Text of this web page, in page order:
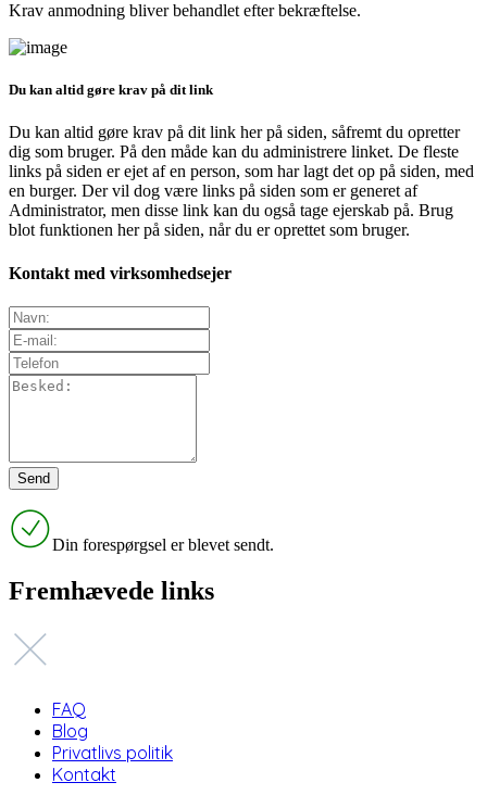
Krav anmodning bliver behandlet efter bekræftelse.
Du kan altid gøre krav på dit link
Du kan altid gøre krav på dit link her på siden, såfremt du opretter
dig som bruger. På den måde kan du administrere linket. De fleste
links på siden er ejet af en person, som har lagt det op på siden, med
en burger. Der vil dog være links på siden som er generet af
Administrator, men disse link kan du også tage ejerskab på. Brug
blot funktionen her på siden, når du er oprettet som bruger.
Kontakt med virksomhedsejer
Din forespørgsel er blevet sendt.
Fremhævede links
FAQ
Blog
Privatlivs politik
Kontakt